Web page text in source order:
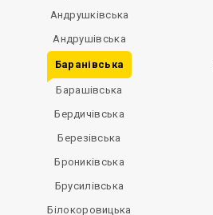
Андрушківська
Андрушівська
Баранівська
Барашівська
Бердичівська
Березівська
Брониківська
Брусилівська
Білокоровицька